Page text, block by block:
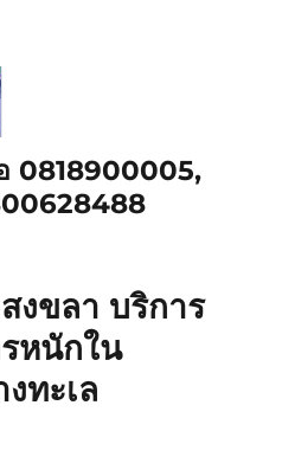
0818900005,
งขลา บริการ
หนักใน
ทะเล